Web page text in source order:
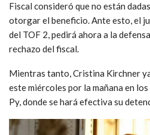
Fiscal consideró que no están
otorgar el beneficio. Ante esto, el
del TOF 2, pedirá ahora a la
rechazo del fiscal.
Mientras tanto, Cristina Kirchner
este miércoles por la mañana en
Py, donde se hará efectiva su